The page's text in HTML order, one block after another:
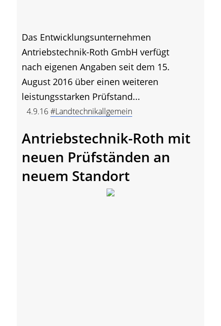
Das Entwicklungsunternehmen
Antriebstechnik-Roth GmbH verfügt
nach eigenen Angaben seit dem 15.
August 2016 über einen weiteren
leistungsstarken Prüfstand...
4.9.16#Landtechnikallgemein
Antriebstechnik-Roth mit
neuen Prüfständen an
neuem Standort